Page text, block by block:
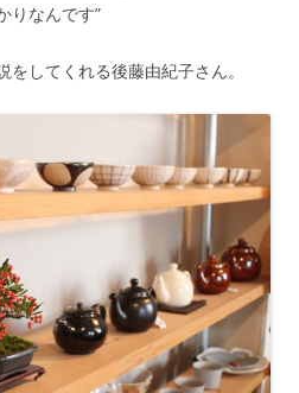
りなんです”
してくれる後藤由紀子さん。